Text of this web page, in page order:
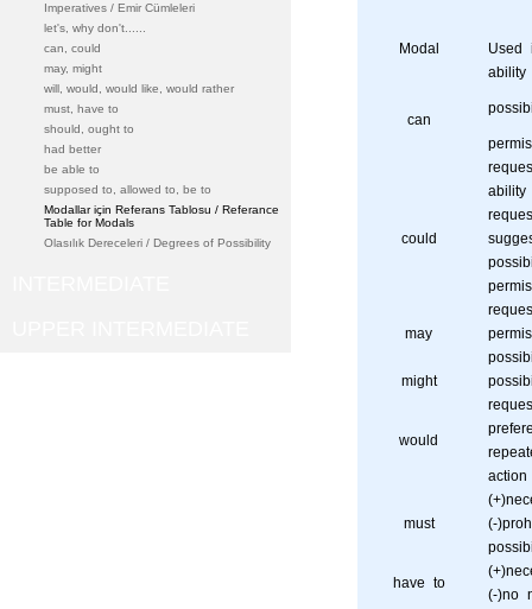
Imperatives / Emir Cümleleri
let's, why don't......
can, could
may, might
will, would, would like, would rather
must, have to
should, ought to
had better
be able to
supposed to, allowed to, be to
Modallar için Referans Tablosu / Referance
Table for Modals
Olasılık Dereceleri / Degrees of Possibility
Modal Used
can
ability
could
ability
may
might
would
action
must
(-
have to
(-)no